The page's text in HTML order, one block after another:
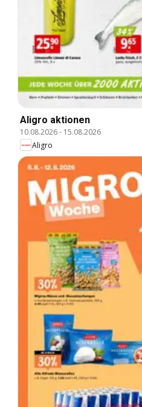
Aligro aktionen
10.08.2026- 15.08.2026
Aligro